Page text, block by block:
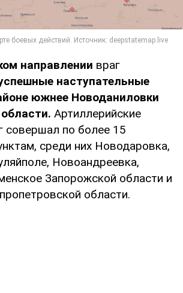
направлении враг
наступательные
южнее Новоданиловки
Артиллерийские
совершал по более 15
среди них Новодаровка,
Новоандреевка,
Запорожской области и
области.